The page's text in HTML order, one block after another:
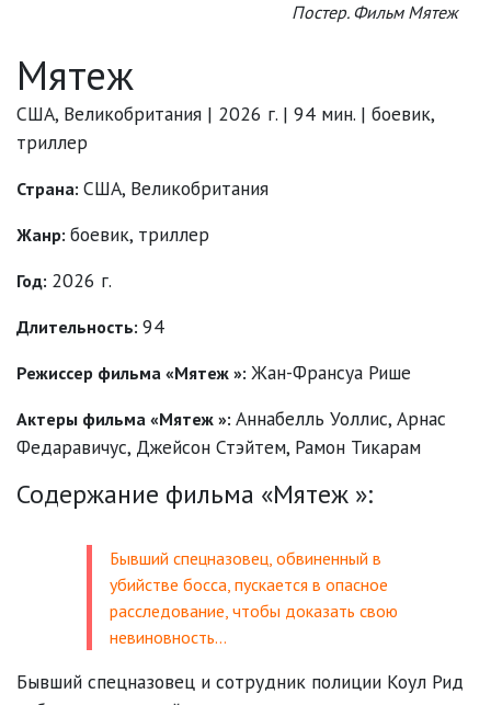
Постер. Фильм Мятеж
Мятеж
США, Великобритания | 2026 г. | 94 мин. | боевик,
триллер
Страна: США, Великобритания
Жанр: боевик, триллер
Год: 2026 г.
Длительность: 94
Режиссер фильма «Мятеж »: Жан-Франсуа Рише
Актеры фильма «Мятеж »: Аннабелль Уоллис, Арнас
Федаравичус, Джейсон Стэйтем, Рамон Тикарам
Содержание фильма «Мятеж »:
Бывший спецназовец, обвиненный в
убийстве босса, пускается в опасное
расследование, чтобы доказать свою
невиновность…
Бывший спецназовец и сотрудник полиции Коул Рид